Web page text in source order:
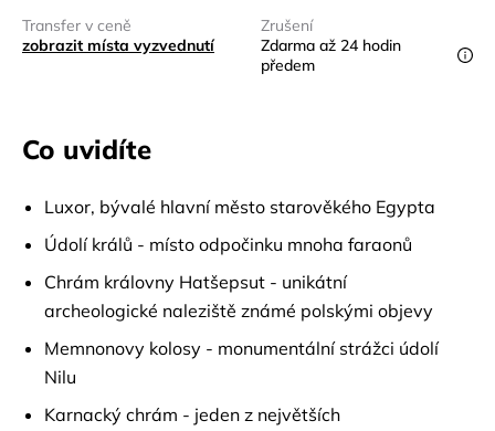
Transfer v ceně
zobrazit místa vyzvednutí
Zrušení
Zdarma až 24 hodin
předem
Co uvidíte
Luxor, bývalé hlavní město starověkého Egypta
Údolí králů - místo odpočinku mnoha faraonů
Chrám královny Hatšepsut - unikátní
archeologické naleziště známé polskými objevy
Memnonovy kolosy - monumentální strážci údolí
Nilu
Karnacký chrám - jeden z největších